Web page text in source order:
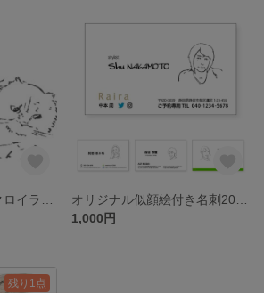
1,000円
残り1点